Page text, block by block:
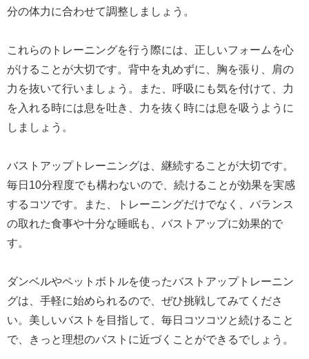
分の体力に合わせて調整しましょう。
これらのトレーニングを行う際には、正しいフォームを心
がけることが大切です。背中を丸めずに、胸を張り、肩の
力を抜いて行いましょう。また、呼吸にも気を付けて、力
を入れる時には息を吐き、力を抜く時には息を吸うように
しましょう。
バストアップトレーニングは、継続することが大切です。
毎日10分程度でも構わないので、続けることが効果を実感
するコツです。また、トレーニングだけでなく、バランス
の取れた食事や十分な睡眠も、バストアップに効果的で
す。
ダンベルやペットボトルを使ったバストアップトレーニン
グは、手軽に始められるので、ぜひ挑戦してみてくださ
い。美しいバストを目指して、毎日コツコツと続けること
で、きっと理想のバストに近づくことができるでしょう。